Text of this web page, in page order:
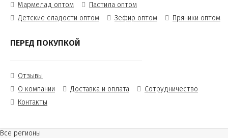
Мармелад оптом
Пастила оптом
Детские сладости оптом
Зефир оптом Пряники оптом
ПЕРЕД ПОКУПКОЙ
Отзывы
О компании
Доставка и оплата
Сотрудничество
Контакты
Все регионы